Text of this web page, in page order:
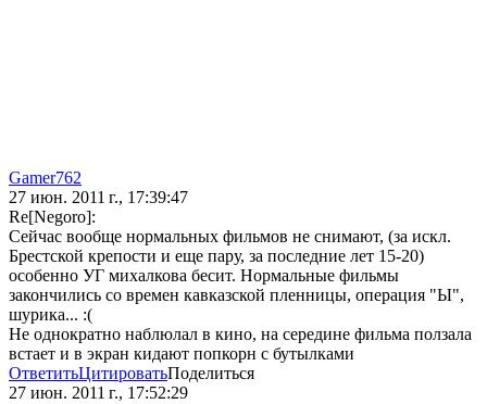
Gamer762
27 июн. 2011 г., 17:39:47
Re[Negoro]:
Сейчас вообще нормальных фильмов не снимают, (за искл.
Брестской крепости и еще пару, за последние лет 15-20)
особенно УГ михалкова бесит. Нормальные фильмы
закончились со времен кавказской пленницы, операция "Ы",
шурика... :(
Не однократно наблюлал в кино, на середине фильма ползала
встает и в экран кидают попкорн с бутылками
ОтветитьЦитироватьПоделиться
27 июн. 2011 г., 17:52:29